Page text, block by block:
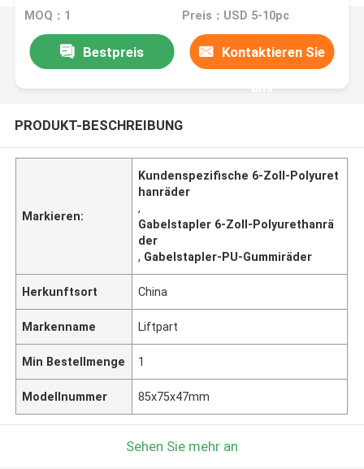
MOQ：1 Preis：USD 5-10pc
Bestpreis Kontaktieren Sie
uns
PRODUKT-BESCHREIBUNG
Markieren:
Kundenspezifische 6-Zoll-Polyuret
hanräder
,
Gabelstapler 6-Zoll-Polyurethanrä
der
, Gabelstapler-PU-Gummiräder
Herkunftsort China
Markenname Liftpart
Min Bestellmenge 1
Modellnummer 85x75x47mm
Sehen Sie mehr an